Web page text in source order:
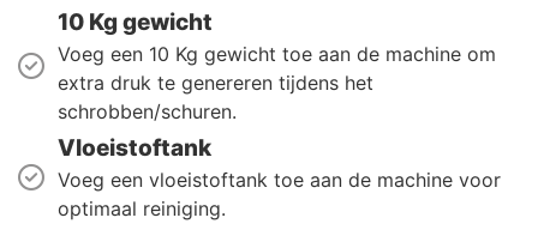
10 Kg gewicht
Voeg een 10 Kg gewicht toe aan de machine om
extra druk te genereren tijdens het
schrobben/schuren.
Vloeistoftank
Voeg een vloeistoftank toe aan de machine voor
optimaal reiniging.